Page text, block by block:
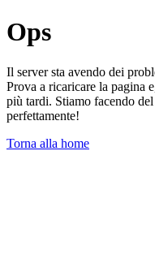
Ops
Il server sta avendo dei
Prova a ricaricare la pagina
più tardi. Stiamo facendo
perfettamente!
Torna alla home